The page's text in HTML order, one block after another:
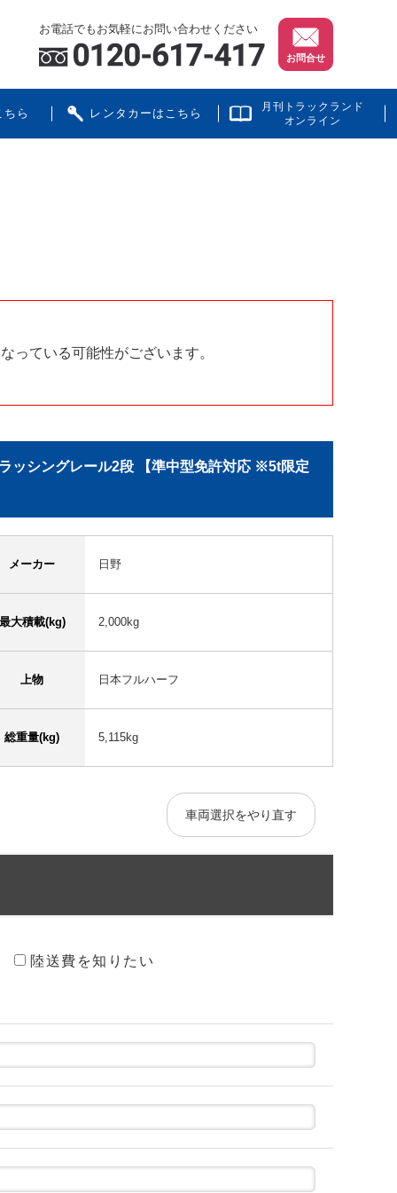
お電話でもお気軽にお問い合わせください
お問合せ
ら レンタカーはこちら
月刊トラックランド
オンライン
っている可能性がございます。
ッシングレール2段 【準中型免許対応 ※5t限定
メーカー 日野
大積載(kg) 2,000kg
上物 日本フルハーフ
総重量(kg) 5,115kg
車両選択をやり直す
陸送費を知りたい